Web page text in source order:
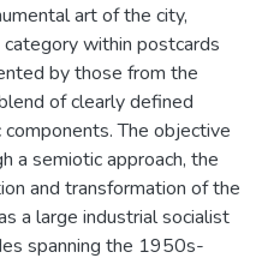
art of the city,
within postcards
by those from the
of clearly defined
The objective
a semiotic approach, the
and transformation of the
a large industrial socialist
spanning the 1950s-